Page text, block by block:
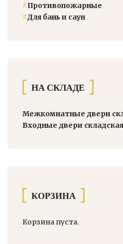
#Противопожарные
#Для бань и саун
НА СКЛАДЕ
Межкомнатные двери
Входные двери
КОРЗИНА
Корзина пуста.